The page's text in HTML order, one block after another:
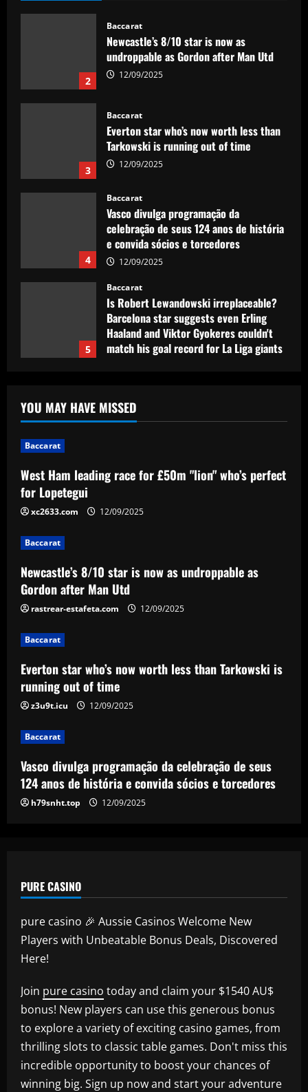
2
Baccarat
Newcastle’s 8/10 star is now as
undroppable as Gordon after Man Utd
12/09/2025
3
Baccarat
Everton star who’s now worth less than
Tarkowski is running out of time
12/09/2025
4
Baccarat
Vasco divulga programação da
celebração de seus 124 anos de história
e convida sócios e torcedores
12/09/2025
5
Baccarat
Is Robert Lewandowski irreplaceable?
Barcelona star suggests even Erling
Haaland and Viktor Gyokeres couldn't
match his goal record for La Liga giants
West Ham leading race for £50m "lion"
who’s perfect for Lopetegui
Baccarat
Newcastle’s 8/10 star is now as
Everton star who’s now worth less than
Tarkowski is running out of time
12/09/2025
4
Vasco divulga programação da
celebração de seus 124 anos de história
e convida sócios e torcedores
12/09/2025
5
Barcelona star suggests even Erling
Haaland and Viktor Gyokeres couldn't
YOU MAY HAVE MISSED
Baccarat
West Ham leading race for £50m "lion" who’s perfect
for Lopetegui
xc2633.com 12/09/2025
Baccarat
Newcastle’s 8/10 star is now as undroppable as
Gordon after Man Utd
rastrear-estafeta.com 12/09/2025
Baccarat
Everton star who’s now worth less than Tarkowski is
running out of time
z3u9t.icu 12/09/2025
Baccarat
Vasco divulga programação da celebração de seus
124 anos de história e convida sócios e torcedores
h79snht.top 12/09/2025
PURE CASINO
pure casino 🎉 Aussie Casinos Welcome New
Players with Unbeatable Bonus Deals, Discovered
Here!
Join pure casino today and claim your $1540 AU$
bonus! New players can use this generous bonus
to explore a variety of exciting casino games, from
thrilling slots to classic table games. Don't miss this
incredible opportunity to boost your chances of
winning big. Sign up now and start your adventure